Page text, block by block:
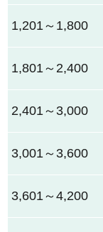
1,201～1,800
1,801～2,400
2,401～3,000
3,001～3,600
3,601～4,200